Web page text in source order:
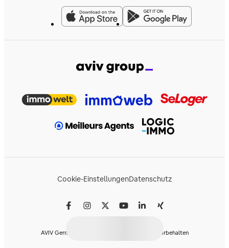
Cookie-EinstellungenDatenschutz
AVIV Germany GmbH © 2026 - Alle Rechte vorbehalten